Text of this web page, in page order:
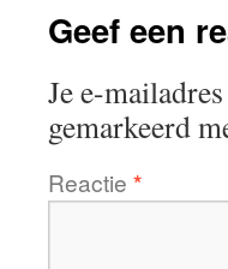
Geef een
Je e-
gemarkeerd
Reactie *